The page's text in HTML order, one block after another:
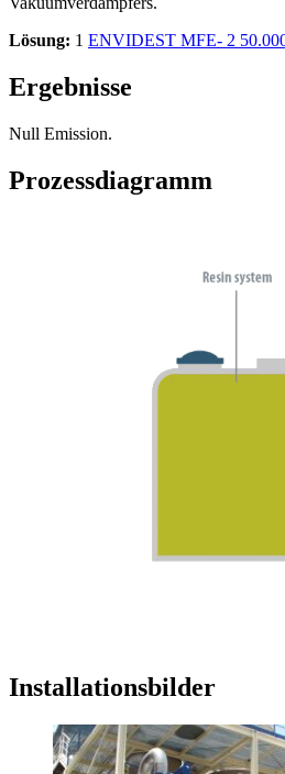
Lösung: 1 ENVIDEST MFE- 2
Ergebnisse
Null Emission.
Prozessdiagramm
Installationsbilder